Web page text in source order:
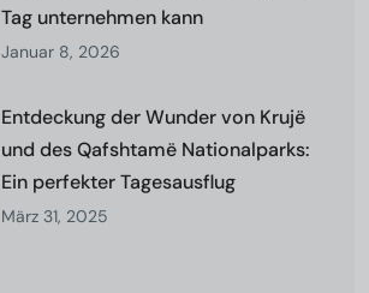
Tag unternehmen kann
Januar 8, 2026
Entdeckung der Wunder von Krujë
und des Qafshtamë Nationalparks:
Ein perfekter Tagesausflug
März 31, 2025